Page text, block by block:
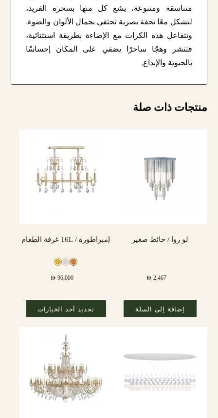
متناسقة ومتنوعة، يشع كل منها بسحره الفريد،
لتشكل معًا تحفة بصرية تحتفي بجمال الألوان والضوء.
وتتفاعل هذه الكرات مع الإضاءة بطريقة استثنائية،
فتنشر وهجًا ساحرًا يضفي على المكان إحساسًا
بالحيوية والإبداع.
منتجات ذات صلة
لو روا / حائط صغير
AED 2,467
إضافة إلى السلة
إمبراطورة / 16L غرفة الطعام
AED 96,000
تحديد أحد الخيارات